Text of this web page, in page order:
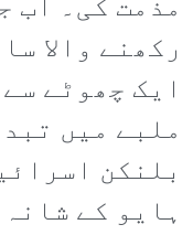
رکھنے والا
ایک چھوٹے
ملبے میں
بلنکن
ہایو کے